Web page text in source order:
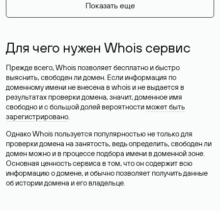
Показать еще
Для чего нужен Whois сервис
Прежде всего, Whois позволяет бесплатно и быстро
выяснить, свободен ли домен. Если информация по
доменному имени не внесена в whois и не выдается в
результатах проверки домена, значит, доменное имя
свободно и с большой долей вероятности может быть
зарегистрировано.
Однако Whois пользуется популярностью не только для
проверки домена на занятость, ведь определить, свободен ли
домен можно и в процессе подбора имени в доменной зоне.
Основная ценность сервиса в том, что он содержит всю
информацию о домене, и обычно позволяет получить данные
об истории домена и его владельце.